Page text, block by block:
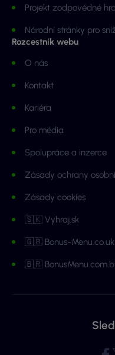
Projekt zodpovědné
Národní stránky pro
Rozcestník webu
O nás
Kontakt
Kariéra
Pro média
Spolupráce a inzerce
Zásady ochrany
Zásady cookies
🇸🇰 Vyhraj.sk
🇬🇧 Bonus-Menu.co.uk
🇧🇷